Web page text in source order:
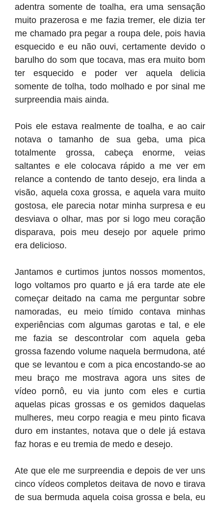
adentra somente de toalha, era uma sensação
muito prazerosa e me fazia tremer, ele dizia ter
me chamado pra pegar a roupa dele, pois havia
esquecido e eu não ouvi, certamente devido o
barulho do som que tocava, mas era muito bom
ter esquecido e poder ver aquela delicia
somente de tolha, todo molhado e por sinal me
surpreendia mais ainda.
Pois ele estava realmente de toalha, e ao cair
notava o tamanho de sua geba, uma pica
totalmente grossa, cabeça enorme, veias
saltantes e ele colocava rápido a me ver em
relance a contendo de tanto desejo, era linda a
visão, aquela coxa grossa, e aquela vara muito
gostosa, ele parecia notar minha surpresa e eu
desviava o olhar, mas por si logo meu coração
disparava, pois meu desejo por aquele primo
era delicioso.
Jantamos e curtimos juntos nossos momentos,
logo voltamos pro quarto e já era tarde ate ele
começar deitado na cama me perguntar sobre
namoradas, eu meio tímido contava minhas
experiências com algumas garotas e tal, e ele
me fazia se descontrolar com aquela geba
grossa fazendo volume naquela bermudona, até
que se levantou e com a pica encostando-se ao
meu braço me mostrava agora uns sites de
vídeo pornô, eu via junto com eles e curtia
aquelas picas grossas e os gemidos daquelas
mulheres, meu corpo reagia e meu pinto ficava
duro em instantes, notava que o dele já estava
faz horas e eu tremia de medo e desejo.
Ate que ele me surpreendia e depois de ver uns
cinco vídeos completos deitava de novo e tirava
de sua bermuda aquela coisa grossa e bela, eu